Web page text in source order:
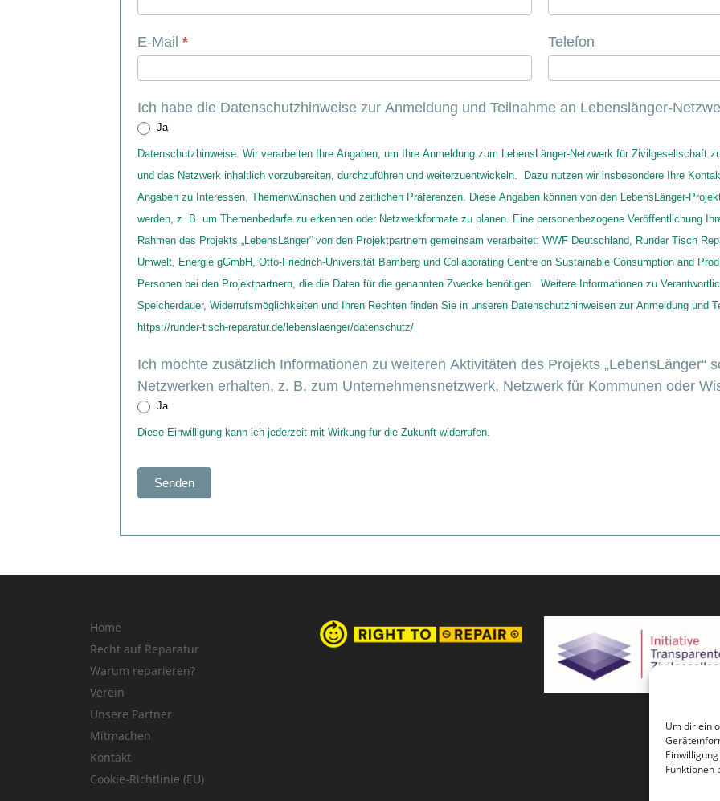
Um dir ein
Funktionen
E-Mail* Telefon
Ich habe die Datenschutzhinweise zur Anmeldung und Teilnahme an Lebenslänger-
Ja
Datenschutzhinweise: Wir verarbeiten Ihre Angaben, um Ihre Anmeldung zum LebensLänger-Netzwerk für Zivilgesellschaft zu bearbeiten, Sie zu Netzwerktreffen einzuladen
und das Netzwerk inhaltlich vorzubereiten, durchzuführen und weiterzuentwickeln. Dazu nutzen wir insbesondere Ihre
Angaben zu Interessen, Themenwünschen und zeitlichen Präferenzen. Diese Angaben können von den LebensLänger-
werden, z. B. um Themenbedarfe zu erkennen oder Netzwerkformate zu planen. Eine personenbezogene Veröffentlichung
Rahmen des Projekts „LebensLänger“ von den Projektpartnern gemeinsam verarbeitet: WWF Deutschland, Runder Tisch
Umwelt, Energie gGmbH, Otto-Friedrich-Universität Bamberg und Collaborating Centre on Sustainable Consumption and
Personen bei den Projektpartnern, die die Daten für die genannten Zwecke benötigen. Weitere Informationen zu
Speicherdauer, Widerrufsmöglichkeiten und Ihren Rechten finden Sie in unseren Datenschutzhinweisen zur Anmeldung und
https://runder-tisch-reparatur.de/lebenslaenger/datenschutz/
Ich möchte zusätzlich Informationen zu weiteren Aktivitäten des Projekts „LebensLänger“
Netzwerken erhalten, z. B. zum Unternehmensnetzwerk, Netzwerk für Kommunen oder
Ja
Diese Einwilligung kann ich jederzeit mit Wirkung für die Zukunft widerrufen.
Senden
Home
Recht auf Reparatur
Warum reparieren?
Verein
Unsere Partner
Mitmachen
Kontakt
Cookie-Richtlinie (EU)